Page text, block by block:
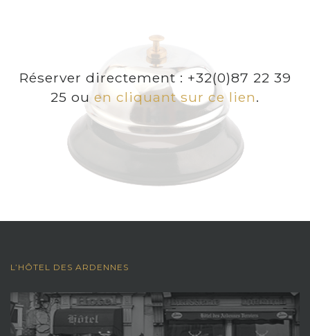
Réserver directement : +32(0)87 22 39
25 ou en cliquant sur ce lien.
L’HÔTEL DES ARDENNES